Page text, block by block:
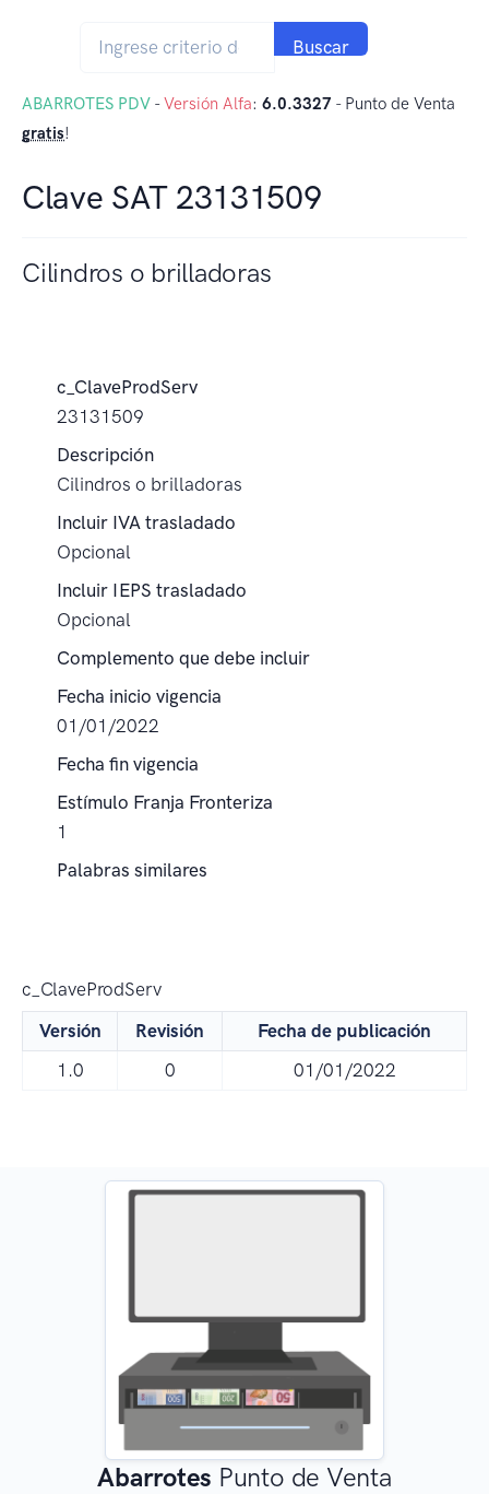
Buscar
ABARROTES PDV -Versión Alfa: 6.0.3327 - Punto de Venta
gratis!
Clave SAT 23131509
Cilindros o brilladoras
c_ClaveProdServ
23131509
Descripción
Cilindros o brilladoras
Incluir IVA trasladado
Opcional
Incluir IEPS trasladado
Opcional
Complemento que debe incluir
Fecha inicio vigencia
01/01/2022
Fecha fin vigencia
Estímulo Franja Fronteriza
1
Palabras similares
c_ClaveProdServ
Versión
Revisión
Fecha de publicación
1.0
0 01/01/2022
Abarrotes Punto de Venta